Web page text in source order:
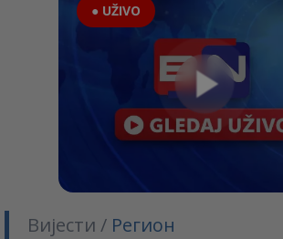
● UŽIVO
Вијести / Регион